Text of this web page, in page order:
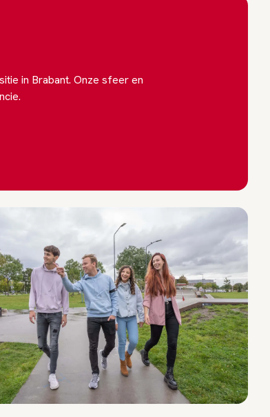
in Brabant. Onze sfeer en